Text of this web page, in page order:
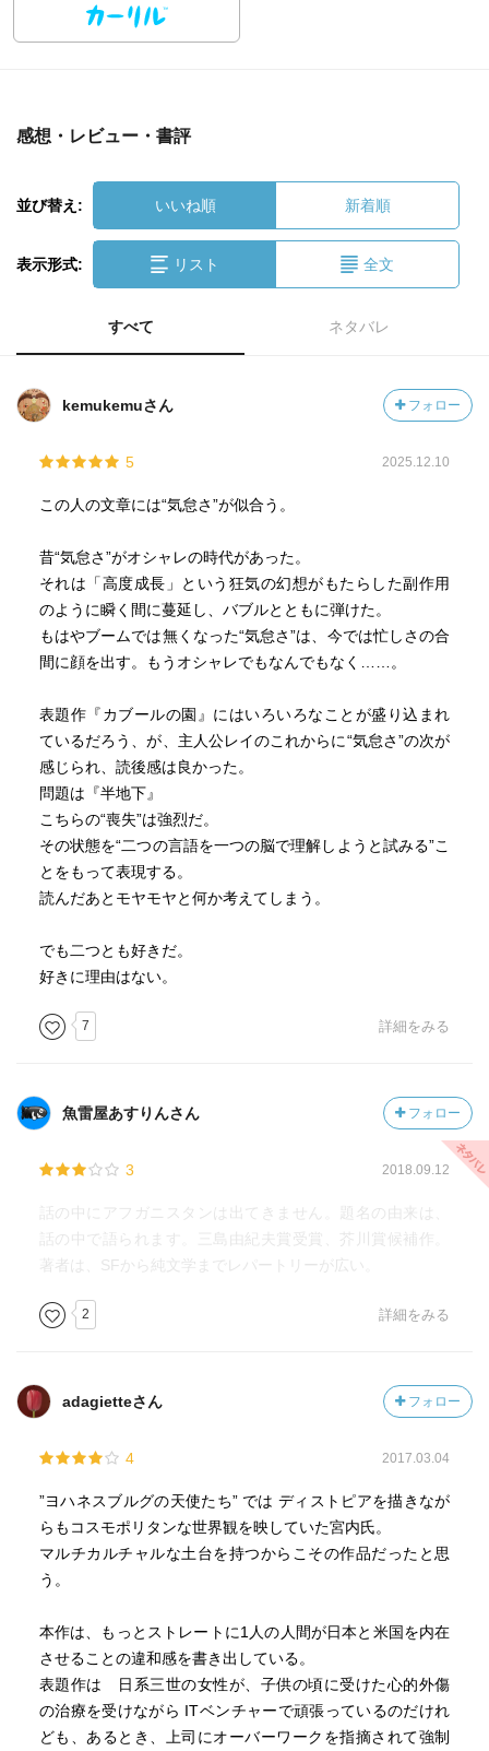
感想・レビュー・書評
並び替え: いいね順 新着順
表示形式: リスト 全文
すべて ネタバレ
kemukemuさん フォロー
5 2025.12.10
この人の文章には“気怠さ”が似合う。
昔“気怠さ”がオシャレの時代があった。
それは「高度成長」という狂気の幻想がもたらした副作用
のように瞬く間に蔓延し、バブルとともに弾けた。
もはやブームでは無くなった“気怠さ”は、今では忙しさの合
間に顔を出す。もうオシャレでもなんでもなく……。
表題作『カブールの園』にはいろいろなことが盛り込まれ
ているだろう、が、主人公レイのこれからに“気怠さ”の次が
感じられ、読後感は良かった。
問題は『半地下』
こちらの“喪失”は強烈だ。
その状態を“二つの言語を一つの脳で理解しようと試みる”こ
とをもって表現する。
読んだあとモヤモヤと何か考えてしまう。
でも二つとも好きだ。
好きに理由はない。
7 詳細をみる
魚雷屋あすりんさん フォロー
3 2018.09.12
話の中にアフガニスタンは出てきません。題名の由来は、
話の中で語られます。三島由紀夫賞受賞、芥川賞候補作。
著者は、SFから純文学までレパートリーが広い。
2 詳細をみる
adagietteさん フォロー
4 2017.03.04
”ヨハネスブルグの天使たち” では ディストピアを描きなが
らもコスモポリタンな世界観を映していた宮内氏。
マルチカルチャルな土台を持つからこその作品だったと思
う。
本作は、もっとストレートに1人の人間が日本と米国を内在
させることの違和感を書き出している。
表題作は 日系三世の女性が、子供の頃に受けた心的外傷
の治療を受けながら ITベンチャーで頑張っているのだけれ
ども、あるとき、上司にオーバーワークを指摘されて強制